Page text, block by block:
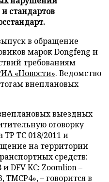
стандартов
в обращение
марок Dongfeng и
требованиям
«Новости». Ведомство
внеплановых
выездных
оговорку
ТР ТС 018/2011 и
на территории
средств:
DFV KC; Zoomlion –
TMCP4», – говорится в